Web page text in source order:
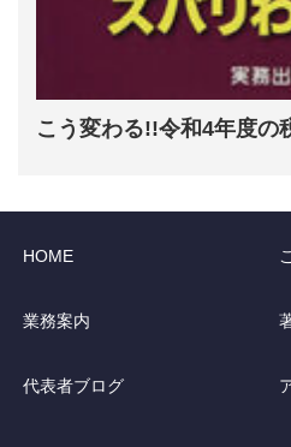
こう変わる!!令和4年度の
HOME
業務案内
代表者ブログ